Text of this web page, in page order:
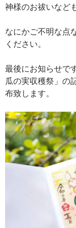
神様のお祓いなど
なにかご不明な点
ください。
最後にお知らせで
瓜の実収穫祭」の
布致します。